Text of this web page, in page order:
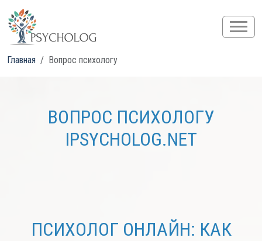
Главная Вопрос психологу
ВОПРОС ПСИХОЛОГУ
IPSYCHOLOG.NET
ПСИХОЛОГ ОНЛАЙН: КАК